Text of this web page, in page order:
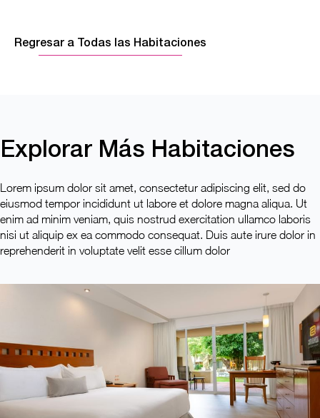
Regresar a Todas las Habitaciones
Explorar Más Habitaciones
Lorem ipsum dolor sit amet, consectetur adipiscing elit, sed do
eiusmod tempor incididunt ut labore et dolore magna aliqua. Ut
enim ad minim veniam, quis nostrud exercitation ullamco laboris
nisi ut aliquip ex ea commodo consequat. Duis aute irure dolor in
reprehenderit in voluptate velit esse cillum dolor